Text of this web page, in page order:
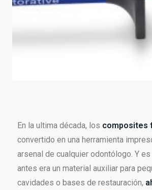
En la ultima década, los composites
convertido en una herramienta
arsenal de cualquier odontólogo. Y
antes era un material auxiliar para
cavidades o bases de restauración,